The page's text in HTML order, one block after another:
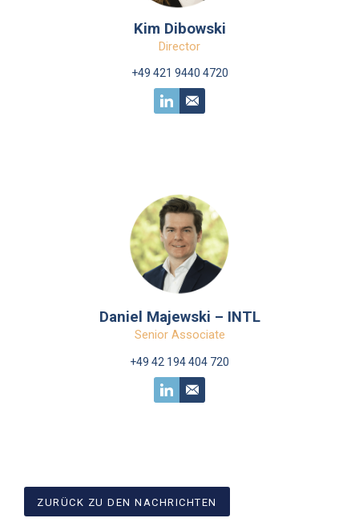
Kim Dibowski
Director
+49 421 9440 4720
Daniel Majewski – INTL
Senior Associate
+49 42 194 404 720
ZURÜCK ZU DEN NACHRICHTEN